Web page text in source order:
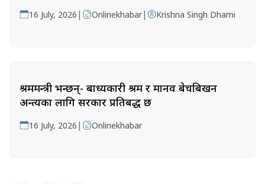
16 July, 2026 | Onlinekhabar| Krishna Singh Dhami
श्रममन्त्री भन्छन्- बाध्यकारी श्रम र मानव बेचबिखन
अन्त्यका लागि सरकार प्रतिबद्ध छ
16 July, 2026 | Onlinekhabar